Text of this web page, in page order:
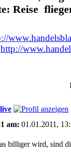
Reise
http://
am: 01.01.2011,
billiger wird, sind